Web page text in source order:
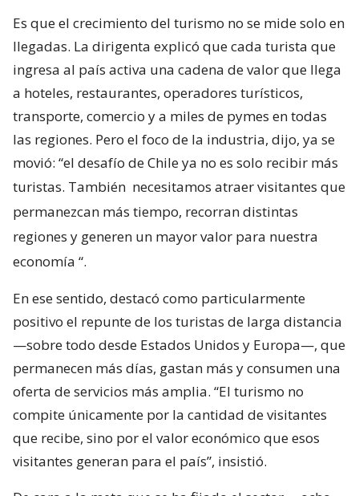
Es que el crecimiento del turismo no se mide solo en
llegadas. La dirigenta explicó que cada turista que
ingresa al país activa una cadena de valor que llega
a hoteles, restaurantes, operadores turísticos,
transporte, comercio y a miles de pymes en todas
las regiones. Pero el foco de la industria, dijo, ya se
movió: “el desafío de Chile ya no es solo recibir más
turistas. También necesitamos atraer visitantes que
permanezcan más tiempo, recorran distintas
regiones y generen un mayor valor para nuestra
economía “.
En ese sentido, destacó como particularmente
positivo el repunte de los turistas de larga distancia
—sobre todo desde Estados Unidos y Europa—, que
permanecen más días, gastan más y consumen una
oferta de servicios más amplia. “El turismo no
compite únicamente por la cantidad de visitantes
que recibe, sino por el valor económico que esos
visitantes generan para el país”, insistió.